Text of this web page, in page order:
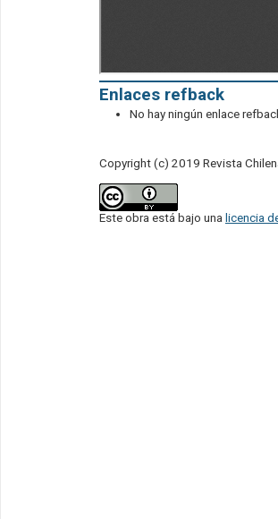
Enlaces refback
No hay ningún enlace
Copyright (c) 2019 Revista
Este obra está bajo una licencia